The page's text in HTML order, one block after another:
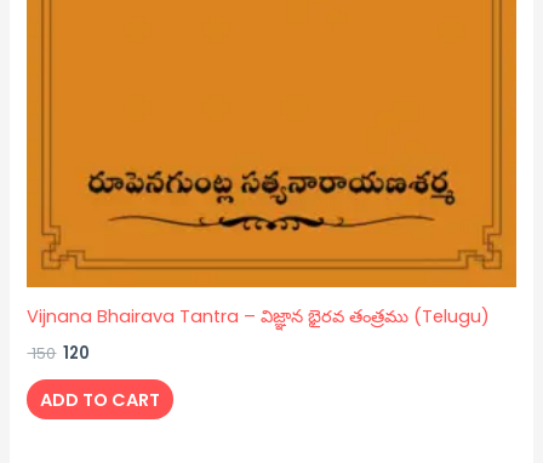
Vijnana Bhairava Tantra – విజ్ఞాన భైరవ తంత్రము (Telugu)
150 120
ADD TO CART